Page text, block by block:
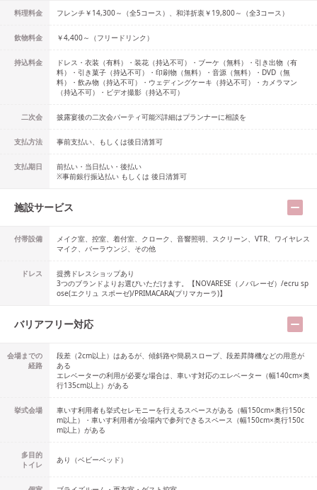
料理料金 フレンチ￥14,300～（全5コース）、和洋折衷￥19,800～（全3コース）
飲物料金 ￥4,400～（フリードリンク）
持込料金
ドレス・衣装（有料）・装花（持込不可）・ブーケ（無料）・引き出物（有
料）・引き菓子（持込不可）・印刷物（無料）・音源（無料）・DVD（無
料）・飲み物（持込不可）・ウェディングケーキ（持込不可）・カメラマン
（持込不可）・ビデオ撮影（持込不可）
二次会 披露宴後の二次会パーティ可能※詳細はプランナーに相談を
支払方法 事前支払い、もしくは後日清算可
支払期日
前払い・当日払い・後払い
※事前銀行振込払い もしくは 後日清算可
施設サービス
付帯設備
メイク室、控室、着付室、クローク、音響照明、スクリーン、VTR、ワイヤレス
マイク、バーラウンジ、その他
ドレス 提携ドレスショップあり
3つのブランドよりお選びいただけます。【NOVARESE（ノバレーゼ）/ecru sp
ose(エクリュ スポーゼ)/PRIMACARA(プリマカーラ)】
バリアフリー対応
会場までの
経路
段差（2cm以上）はあるが、傾斜路や簡易スロープ、段差昇降機などの用意が
ある
エレベーターの利用が必要な場合は、車いす対応のエレベーター（幅140cm×奥
行135cm以上）がある
挙式会場
車いす利用者も挙式セレモニーを行えるスペースがある（幅150cm×奥行150c
m以上）・車いす利用者が会場内で参列できるスペース（幅150cm×奥行150c
m以上）がある
多目的
トイレ
あり （ベビーベッド）